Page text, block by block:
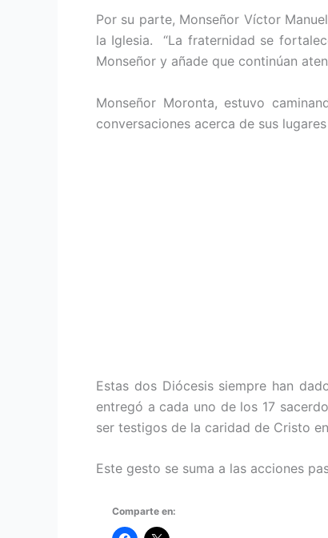
Por su parte, Monseñor Víctor
la Iglesia. “La fraternidad se
Monseñor y añade que continúan
Monseñor Moronta, estuvo
conversaciones acerca de sus
Estas dos Diócesis siempre han
entregó a cada uno de los 17
ser testigos de la caridad de Cristo
Este gesto se suma a las acciones
Comparte en: